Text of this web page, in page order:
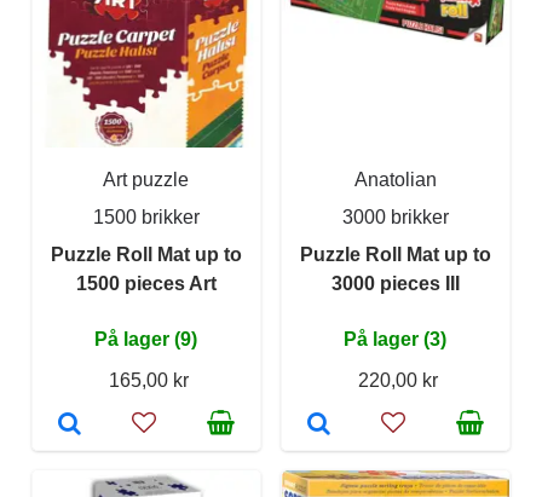
Art puzzle
1500 brikker
Puzzle Roll Mat up to
1500 pieces Art
På lager (9)
165,00 kr
Anatolian
3000 brikker
Puzzle Roll Mat up to
3000 pieces III
På lager (3)
220,00 kr